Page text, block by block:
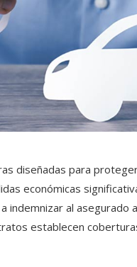
diseñadas para
económicas
indemnizar al
establecen